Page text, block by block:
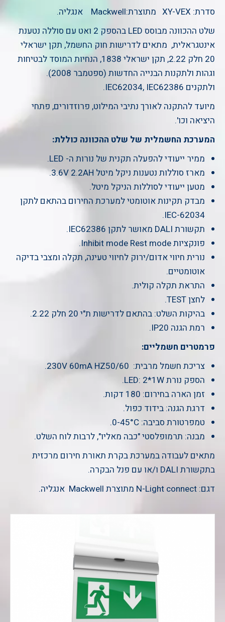
סדרת: XY-VEX מתוצרת:Mackwell אנגליה.
שלט ההכוונה מבוסס LED בהספק 2 ואט עם סוללה נטענת
אינטגראלית, מתאים לדרישות חוק החשמל, תקן ישראלי
20 חלק 2.22, תקן ישראלי 1838, הנחיות המוסד לבטיחות
וגהות ולתקנות הבנייה החדשות (ספטמבר 2008).
ולתקנים IEC62034, IEC62386.
מיועד להתקנה לאורך נתיבי המילוט, פרוזדורים, פתחי
היציאה וכו'.
המערכת החשמלית של שלט ההכוונה כוללת:
ממיר ייעודי להפעלה תקנית של נורות ה- LED.
מארז סוללות נטענות ניקל מיטל 3.6V 2.2AH.
מטען ייעודי לסוללות הניקל מיטל.
מבדק תקינות אוטומטי למערכת החירום בהתאם לתקן
IEC-62034.
תקשורת DALI מאושר לתקן IEC62386.
פונקציות Inhibit mode Rest mode.
נורית חיווי אדום/ירוק לחיווי טעינה, תקלה ומצבי בדיקה
אוטומטיים.
התראת תקלה קולית.
לחצן TEST.
בהיקות השלט: בהתאם לדרישות ת"י 20 חלק 2.22.
רמת הגנה IP20.
פרמטרים חשמליים:
צריכת חשמל מרבית: 230V 60mA HZ50/60.
הספק נורת LED: 2*1W.
זמן הארה בחירום: 180 דקות.
דרגת הגנה: בידוד כפול.
טמפרטורת סביבה: 0-45°C.
מבנה: תרמופלסטי "כבה מאליו", לרבות לוח השלט.
מתאים לעבודה במערכת בקרת תאורת חירום מרכזית
בתקשורת DALI ו/או עם פנל הבקרה.
דגם: N-Light connect מתוצרת Mackwell אנגליה.